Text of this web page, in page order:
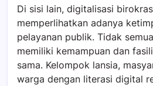
Di sisi lain, digitalisasi
memperlihatkan adanya
pelayanan publik. Tidak
memiliki kemampuan dan
sama. Kelompok lansia,
warga dengan literasi digital